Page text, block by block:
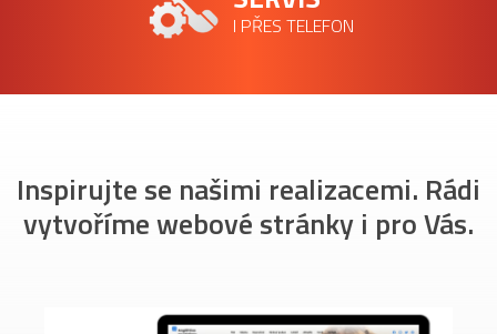
I PŘES TELEFON
Inspirujte se našimi realizacemi. Rádi
vytvoříme webové stránky i pro Vás.